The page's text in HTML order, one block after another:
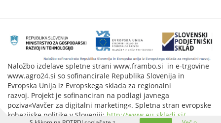
Naložbo izdelave spletne strani www.frambo.si in e-trgovine
www.agro24.si so sofinancirale Republika Slovenija in
Evropska Unija iz Evropskega sklada za regionalni
razvoj. Projekt je sofinanciran na podlagi javnega
poziva«Vavčer za digitalni marketing«. Spletna stran evropske
kohezijske politike v Sloveniji: http://www.eu-skladi.si/